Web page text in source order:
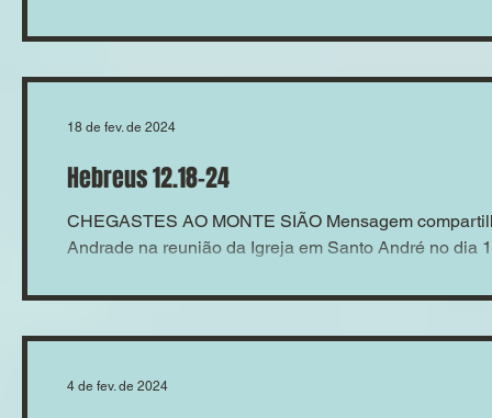
Hebreus 12.18-24
CHEGASTES AO MONTE SIÃO Mensagem
Andrade na reunião da Igreja em Santo André no dia
18 de fev. de 2024
4 de fev. de 2024